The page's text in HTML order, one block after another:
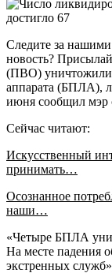
Следите за
новость?
(ПВО) уничтожили
аппарата (БПЛА),
июня сообщил мэр
Сейчас читают:
Искусственный
принимать…
Осознанное
наши…
«Четыре БПЛА
На месте падения
экстренных